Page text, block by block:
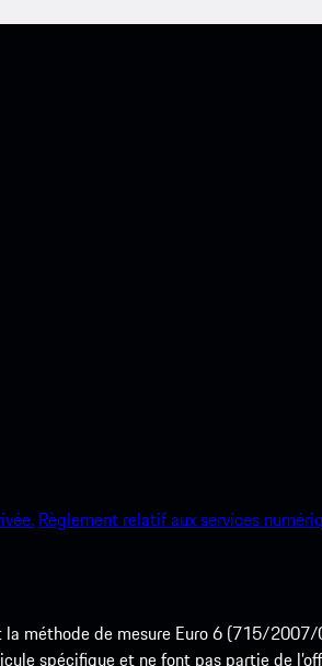
Règlement relatif aux services
méthode de mesure Euro 6 (715/
spécifique et ne font pas partie de